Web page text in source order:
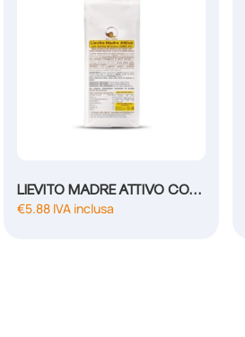
LIEVITO MADRE ATTIVO CON GERME CONC 4%
€5.88IVA inclusa